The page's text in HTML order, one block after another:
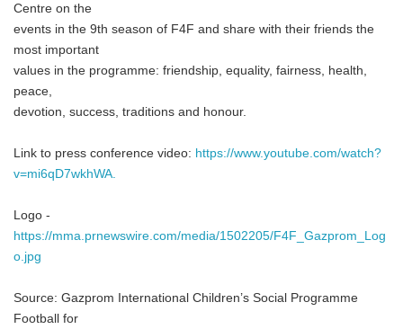
Centre on the
events in the 9th season of F4F and share with their friends the
most important
values in the programme: friendship, equality, fairness, health,
peace,
devotion, success, traditions and honour.
Link to press conference video: https://www.youtube.com/watch?
v=mi6qD7wkhWA.
Logo -
https://mma.prnewswire.com/media/1502205/F4F_Gazprom_Log
o.jpg
Source: Gazprom International Children’s Social Programme
Football for